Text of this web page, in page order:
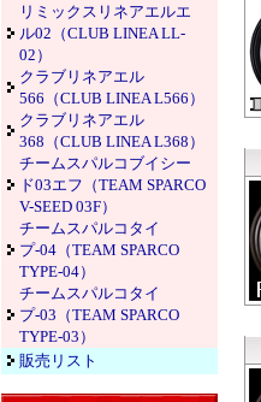
リミックスリネアエルエ
ル02（CLUB LINEA LL-
02）
クラブリネアエル
566（CLUB LINEA L566）
クラブリネアエル
368（CLUB LINEA L368）
チームスパルコブイシー
ド03エフ（TEAM SPARCO
V-SEED 03F）
チームスパルコタイ
プ-04（TEAM SPARCO
TYPE-04）
チームスパルコタイ
プ-03（TEAM SPARCO
TYPE-03）
販売リスト